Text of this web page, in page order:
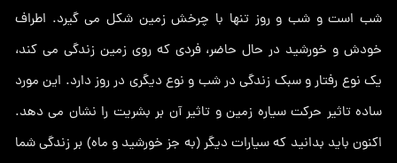
شب است و شب و روز تنها با چرخش زمین شکل می گیرد. اطراف
خودش و خورشید در حال حاضر، فردی که روی زمین زندگی می کند،
یک نوع رفتار و سبک زندگی در شب و نوع دیگری در روز دارد. این مورد
ساده تاثیر حرکت سیاره زمین و تاثیر آن بر بشریت را نشان می دهد.
اکنون باید بدانید که سیارات دیگر (به جز خورشید و ماه) بر زندگی شما